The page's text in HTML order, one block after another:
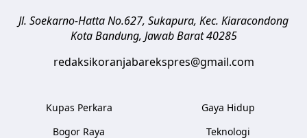
Jl. Soekarno-Hatta No.627, Sukapura, Kec. Kiaracondong
Kota Bandung, Jawab Barat 40285
redaksikoranjabarekspres@gmail.com
Kupas Perkara
Bogor Raya
Gaya Hidup
Teknologi